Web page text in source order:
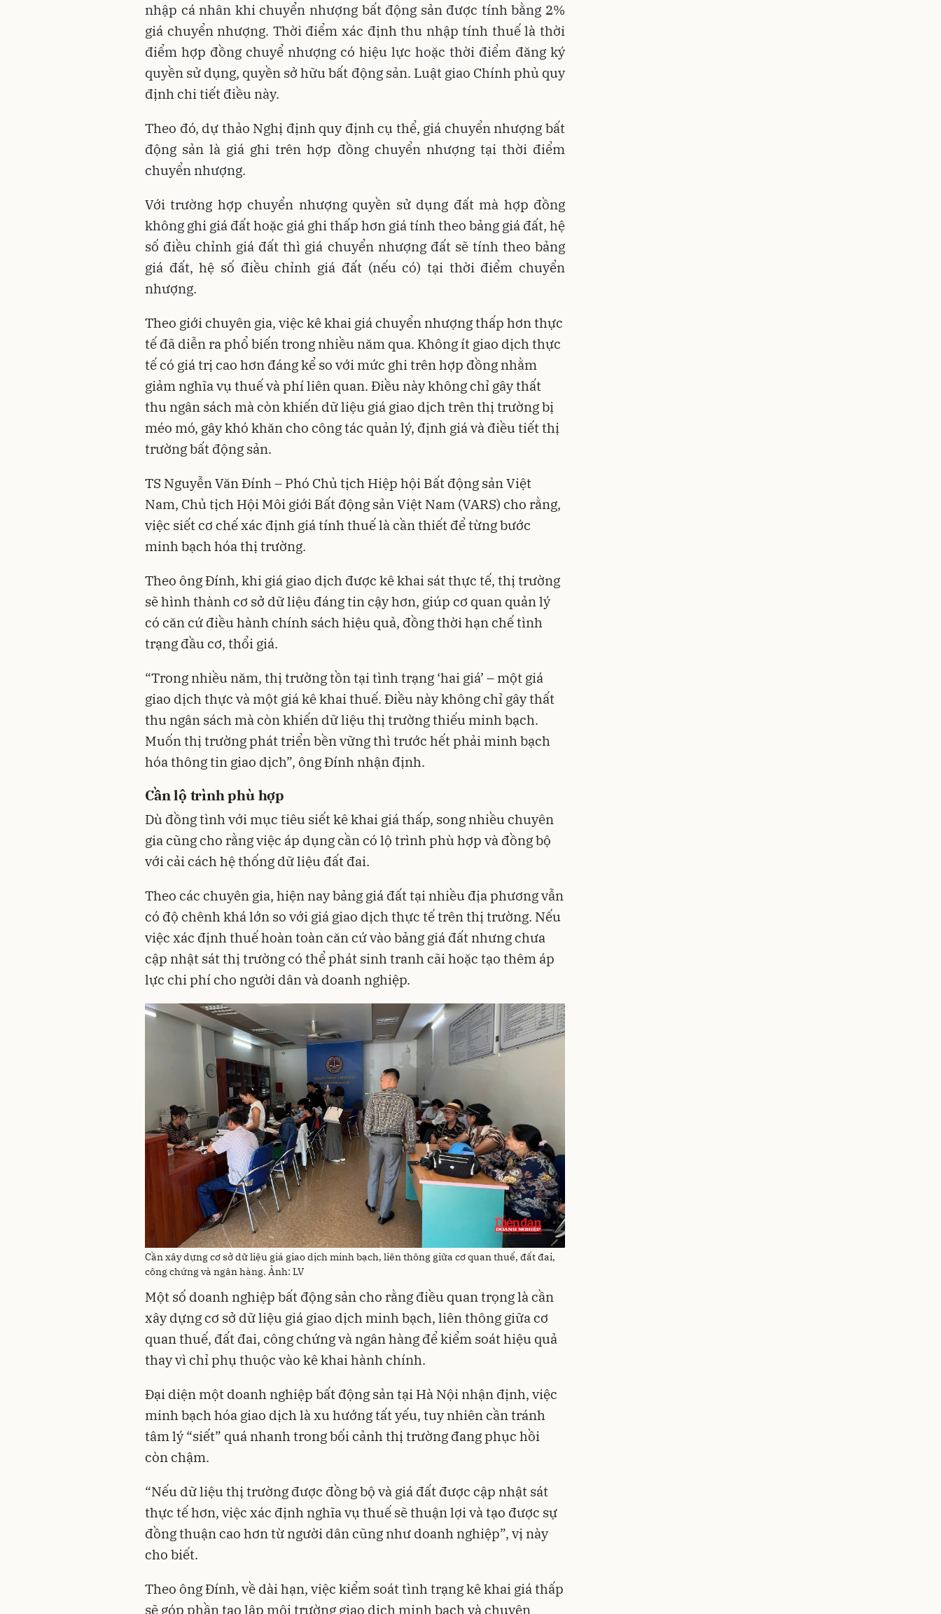
nhập cá nhân khi chuyển nhượngbất động sản được tính bằng 2%
giá chuyển nhượng. Thời điểm xác định thu nhập tính thuế là thời
điểm hợp đồng chuyể nhượng có hiệu lực hoặc thời điểm đăng ký
quyền sử dụng, quyền sở hữu bất động sản. Luật giao Chính phủ quy
định chi tiết điều này.
Theo đó, dự thảo Nghị định quy định cụ thể, giá chuyển nhượng bất
động sản là giá ghi trên hợp đồng chuyển nhượng tại thời điểm
chuyển nhượng.
Với trường hợp chuyển nhượng quyền sử dụng đất mà hợp đồng
không ghi giá đất hoặc giá ghi thấp hơn giá tính theo bảng giá đất, hệ
số điều chỉnh giá đất thì giá chuyển nhượng đất sẽ tính theo bảng
giá đất, hệ số điều chỉnh giá đất (nếu có) tại thời điểm chuyển
nhượng.
Theo giới chuyên gia, việc kê khai giá chuyển nhượng thấp hơn thực
tế đã diễn ra phổ biến trong nhiều năm qua. Không ít giao dịch thực
tế có giá trị cao hơn đáng kể so với mức ghi trên hợp đồng nhằm
giảm nghĩa vụ thuế và phí liên quan. Điều này không chỉ gây thất
thu ngân sách mà còn khiến dữ liệu giá giao dịch trên thị trường bị
méo mó, gây khó khăn cho công tác quản lý, định giá và điều tiết thị
trường bất động sản.
TS Nguyễn Văn Đính – Phó Chủ tịch Hiệp hội Bất động sản Việt
Nam, Chủ tịch Hội Môi giới Bất động sản Việt Nam (VARS) cho rằng,
việc siết cơ chế xác định giá tính thuế là cần thiết để từng bước
minh bạch hóa thị trường.
Theo ông Đính, khi giá giao dịch được kê khai sát thực tế, thị trường
sẽ hình thành cơ sở dữ liệu đáng tin cậy hơn, giúp cơ quan quản lý
có căn cứ điều hành chính sách hiệu quả, đồng thời hạn chế tình
trạng đầu cơ, thổi giá.
“Trong nhiều năm, thị trường tồn tại tình trạng ‘hai giá’ – một giá
giao dịch thực và một giá kê khai thuế. Điều này không chỉ gây thất
thu ngân sách mà còn khiến dữ liệu thị trường thiếu minh bạch.
Muốn thị trường phát triển bền vững thì trước hết phải minh bạch
hóa thông tin giao dịch”, ông Đính nhận định.
Cần lộ trình phù hợp
Dù đồng tình với mục tiêu siết kê khai giá thấp, song nhiều chuyên
gia cũng cho rằng việc áp dụng cần có lộ trình phù hợp và đồng bộ
với cải cách hệ thống dữ liệu đất đai.
Theo các chuyên gia, hiện nay bảng giá đất tại nhiều địa phương vẫn
có độ chênh khá lớn so với giá giao dịch thực tế trên thị trường. Nếu
việc xác định thuế hoàn toàn căn cứ vào bảng giá đất nhưng chưa
cập nhật sát thị trường có thể phát sinh tranh cãi hoặc tạo thêm áp
lực chi phí cho người dân và doanh nghiệp.
Cần xây dựng cơ sở dữ liệu giá giao dịch minh bạch, liên thông giữa cơ quan thuế, đất đai,
công chứng và ngân hàng. Ảnh: LV
Một số doanh nghiệp bất động sản cho rằng điều quan trọng là cần
xây dựng cơ sở dữ liệu giá giao dịch minh bạch, liên thông giữa cơ
quan thuế, đất đai, công chứng và ngân hàng để kiểm soát hiệu quả
thay vì chỉ phụ thuộc vào kê khai hành chính.
Đại diện một doanh nghiệp bất động sản tại Hà Nội nhận định, việc
minh bạch hóa giao dịch là xu hướng tất yếu, tuy nhiên cần tránh
tâm lý “siết” quá nhanh trong bối cảnh thị trường đang phục hồi
còn chậm.
“Nếu dữ liệu thị trường được đồng bộ và giá đất được cập nhật sát
thực tế hơn, việc xác định nghĩa vụ thuế sẽ thuận lợi và tạo được sự
đồng thuận cao hơn từ người dân cũng như doanh nghiệp”, vị này
cho biết.
Theo ông Đính, về dài hạn, việc kiểm soát tình trạng kê khai giá thấp
sẽ góp phần tạo lập môi trường giao dịch minh bạch và chuyên